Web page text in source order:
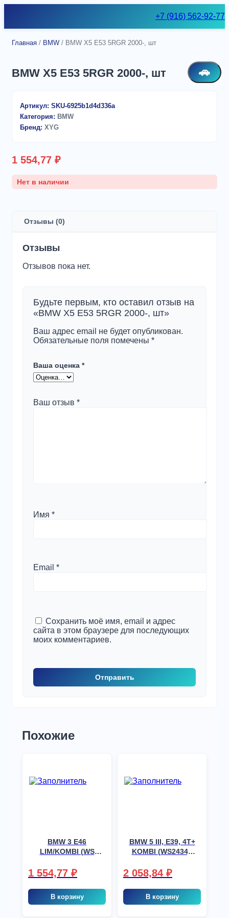
+7 (916) 562-92-77
🚗
Главная / BMW / BMW X5 E53 5RGR 2000-, шт
BMW X5 E53 5RGR 2000-, шт
Артикул: SKU-6925b1d4d336a
Категория: BMW
Бренд: XYG
1 554,77 ₽
Нет в наличии
Отзывы (0)
Отзывы
Отзывов пока нет.
Будьте первым, кто оставил отзыв на
«BMW X5 E53 5RGR 2000-, шт»
Ваш адрес email не будет опубликован.
Обязательные поля помечены *
Ваша оценка *
Ваш отзыв *
Имя *
Email *
Сохранить моё имя, email и адрес
сайта в этом браузере для последующих
моих комментариев.
Похожие
BMW 3 E46
LIM/KOMBI (WS
1 554,77 ₽
В корзину
BMW 5 III, E39, 4T+
KOMBI (WS2434),
2 058,84 ₽
В корзину